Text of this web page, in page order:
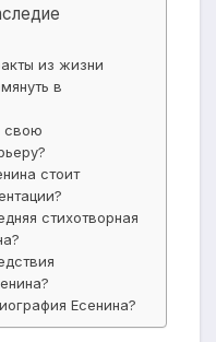
из жизни
в
свою
стоит
стихотворная
Есенина?